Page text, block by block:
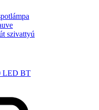
szivattyú
LED BT